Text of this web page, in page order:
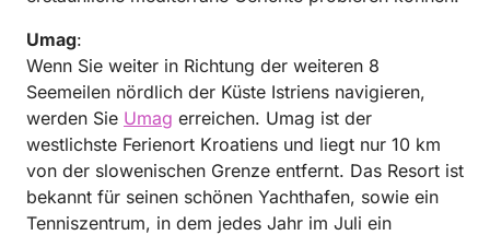
Umag:
Wenn Sie weiter in Richtung der weiteren 8
Seemeilen nördlich der Küste Istriens navigieren,
werden Sie Umag erreichen. Umag ist der
westlichste Ferienort Kroatiens und liegt nur 10 km
von der slowenischen Grenze entfernt. Das Resort ist
bekannt für seinen schönen Yachthafen, sowie ein
Tenniszentrum, in dem jedes Jahr im Juli ein